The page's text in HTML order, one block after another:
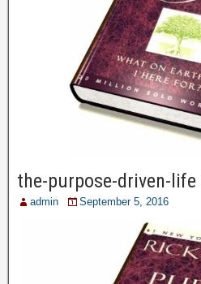
the-purpose-driven-life
admin September 5, 2016